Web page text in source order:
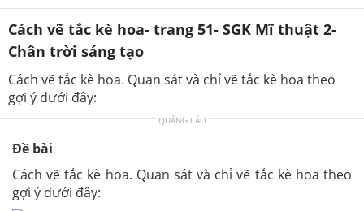
Cách vẽ tắc kè hoa- trang 51- SGK Mĩ thuật 2-
Chân trời sáng tạo
Cách vẽ tắc kè hoa. Quan sát và chỉ vẽ tắc kè hoa theo
gợi ý dưới đây:
QUẢNG CÁO
Đề bài
Cách vẽ tắc kè hoa. Quan sát và chỉ vẽ tắc kè hoa theo
gợi ý dưới đây: